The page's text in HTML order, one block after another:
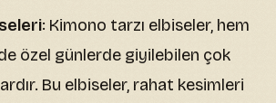
: Kimono tarzı elbiseler, hem
özel günlerde giyilebilen çok
Bu elbiseler, rahat kesimleri